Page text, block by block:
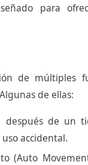
para
de múltiples
de ellas:
después de un
accidental.
(Auto